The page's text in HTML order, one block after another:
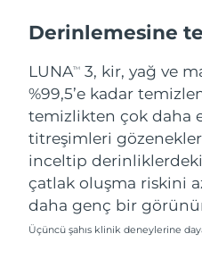
Derinlemesine
LUNATM
3, kir, yağ ve
%99,5’e kadar
temizlikten çok daha
titreşimleri
inceltip derinliklerdeki
çatlak oluşma riskini
daha genç bir
Üçüncü şahıs klinik deneylerine
Güney Kore
İspanya
İsveç
İsviçre
Tayvan
Tayland